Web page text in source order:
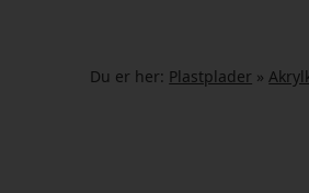
Du er her: Plastplader »